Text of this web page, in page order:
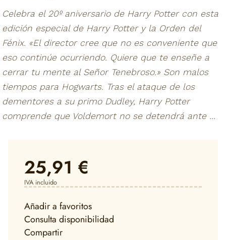
Celebra el 20º aniversario de Harry Potter con esta
edición especial de Harry Potter y la Orden del
Fénix. «El director cree que no es conveniente que
eso continúe ocurriendo. Quiere que te enseñe a
cerrar tu mente al Señor Tenebroso.» Son malos
tiempos para Hogwarts. Tras el ataque de los
dementores a su primo Dudley, Harry Potter
comprende que Voldemort no se detendrá ante ...
25,91 €
IVA incluido
Añadir a favoritos
Consulta disponibilidad
Compartir